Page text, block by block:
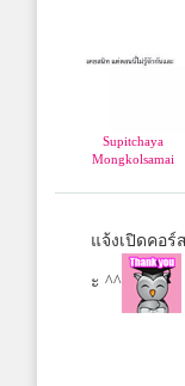
Supitchaya
Mongkolsamai
แจ้งเปิดคอร์
ะ ^^